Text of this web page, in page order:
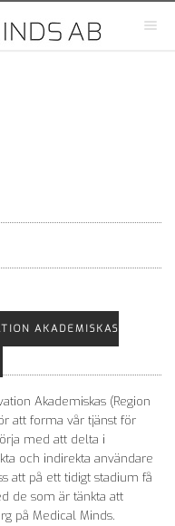
AKADEMISKAS
Akademiskas (Region
att forma vår tjänst för
med att delta i
och indirekta användare
att på ett tidigt stadium få
de som är tänkta att
på Medical Minds.